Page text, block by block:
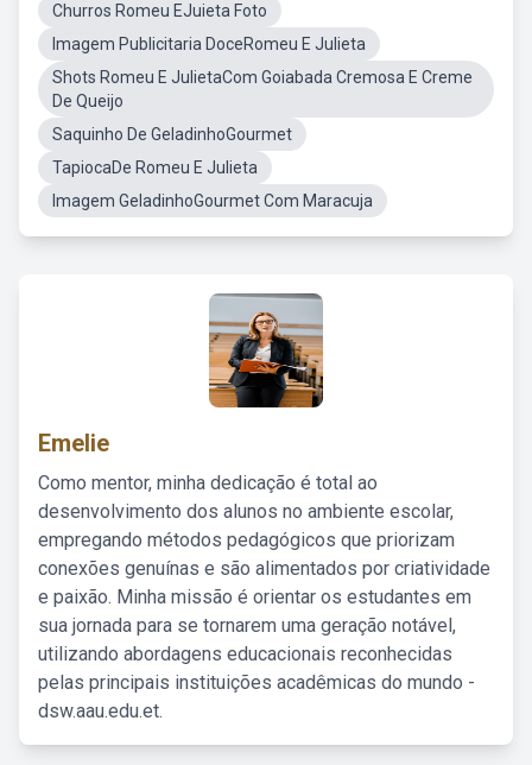
Churros Romeu EJuieta Foto
Imagem Publicitaria DoceRomeu E Julieta
Shots Romeu E JulietaCom Goiabada Cremosa E Creme
De Queijo
Saquinho De GeladinhoGourmet
TapiocaDe Romeu E Julieta
Imagem GeladinhoGourmet Com Maracuja
Emelie
Como mentor, minha dedicação é total ao
desenvolvimento dos alunos no ambiente escolar,
empregando métodos pedagógicos que priorizam
conexões genuínas e são alimentados por criatividade
e paixão. Minha missão é orientar os estudantes em
sua jornada para se tornarem uma geração notável,
utilizando abordagens educacionais reconhecidas
pelas principais instituições acadêmicas do mundo -
dsw.aau.edu.et.